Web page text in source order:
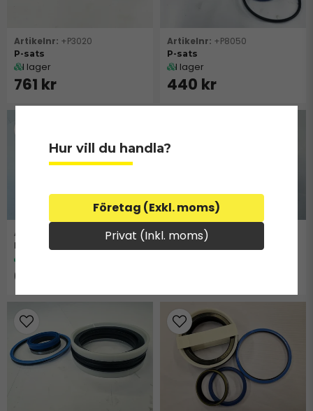
+P3020
P-sats
I lager
761 kr
+P8050
P-sats
I lager
440 kr
P-sats
630 kr
Hur vill du handla?
Företag (Exkl. moms)
Privat (Inkl. moms)